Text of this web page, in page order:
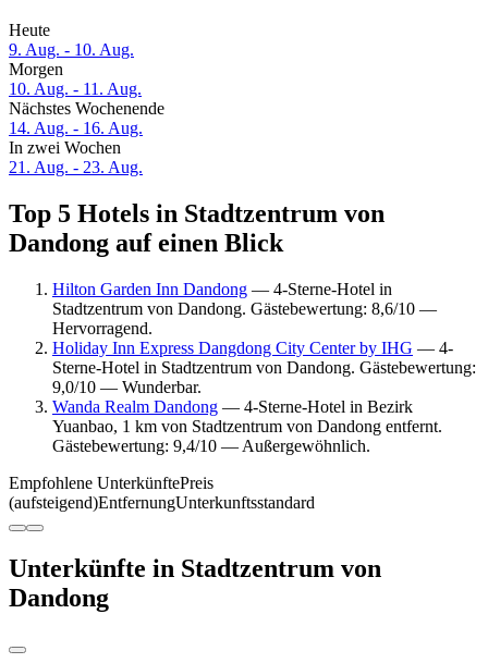
Heute
9. Aug. - 10. Aug.
Morgen
10. Aug. - 11. Aug.
Nächstes Wochenende
14. Aug. - 16. Aug.
In zwei Wochen
21. Aug. - 23. Aug.
Top 5 Hotels in Stadtzentrum von
Dandong auf einen Blick
Hilton Garden Inn Dandong — 4-Sterne-Hotel in
Stadtzentrum von Dandong. Gästebewertung: 8,6/10 —
Hervorragend.
Holiday Inn Express Dangdong City Center by IHG — 4-
Sterne-Hotel in Stadtzentrum von Dandong. Gästebewertung:
9,0/10 — Wunderbar.
Wanda Realm Dandong — 4-Sterne-Hotel in Bezirk
Yuanbao, 1 km von Stadtzentrum von Dandong entfernt.
Gästebewertung: 9,4/10 — Außergewöhnlich.
Empfohlene UnterkünftePreis
(aufsteigend)EntfernungUnterkunftsstandard
Unterkünfte in Stadtzentrum von
Dandong